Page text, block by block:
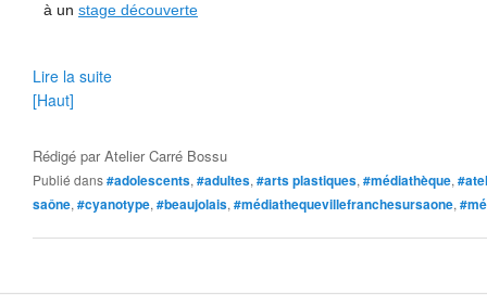
à un stage découverte
Lire la suite
[Haut]
Rédigé parAtelier Carré Bossu
Publié dans#adolescents, #adultes, #arts plastiques, #médiathèque,
saône, #cyanotype, #beaujolais, #médiathequevillefranchesursaone,